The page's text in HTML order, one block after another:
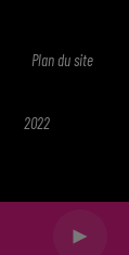
Plan du site
2022